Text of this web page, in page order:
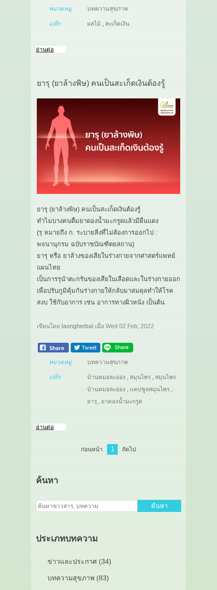
หมวดหมู่ บทความสุขภาพ
แท๊ก: ผลไม้ , สะเก็ดเงิน
อ่านต่อ
ยารุ (ยาล้างพิษ) คนเป็นสะเก็ดเงินต้องรู้
ยารุ (ยาล้างพิษ) คนเป็นสะเก็ดเงินต้องรู้
ทำไมบางคนดื่มยาดองน้ำมะกรูดแล้วมีผื่นแดง
(รุ หมายถึง ก. ระบายสิ่งที่ไม่ต้องการออกไป :
พจนานุกรม ฉบับราชบัณฑิตยสถาน)
ยารุ หรือ ยาล้างของเสียในร่างกายจากศาสตร์แพทย์
แผนไทย
เป็นการรุนำตะกรันของเสียในเลือดและในร่างกายออก
เพื่อปรับภูมิคุ้มกันร่างกายให้กลับมาสมดุลทำให้โรค
สงบ ใช้กับอาการ เช่น อาการทางผิวหนัง เป็นต้น
เขียนโดย laongherbal เมื่อ Wed 02 Feb, 2022
หมวดหมู่ บทความสุขภาพ
แท๊ก: บ้านหมอละออง , สมุนไพร, สมุนไพร
บ้านหมอละออง , แคปซูลสมุนไพร,
ยารุ, ยาดองน้ำมะกรูด
อ่านต่อ
ก่อนหน้า 1 ถัดไป
ค้นหา
ค้นหา
ประเภทบทความ
ข่าวและประกาศ (34)
บทความสุขภาพ (83)